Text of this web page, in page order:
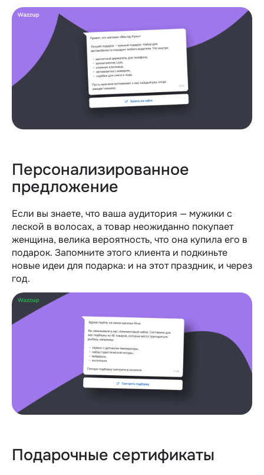
Персонализированное
предложение
Если вы знаете, что ваша аудитория — мужики с
леской в волосах, а товар неожиданно покупает
женщина, велика вероятность, что она купила его в
подарок. Запомните этого клиента и подкиньте
новые идеи для подарка: и на этот праздник, и через
год.
Подарочные сертификаты